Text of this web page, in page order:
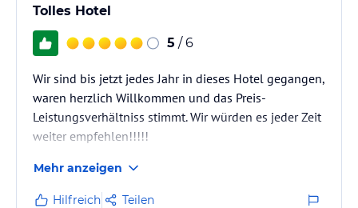
Tolles Hotel
5 / 6
Wir sind bis jetzt jedes Jahr in dieses Hotel gegangen,
waren herzlich Willkommen und das Preis-
Leistungsverhältniss stimmt. Wir würden es jeder Zeit
weiter empfehlen!!!!!
Mehr anzeigen
Hilfreich Teilen